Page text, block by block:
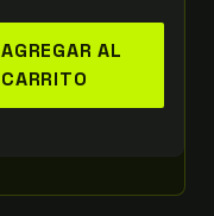
AGREGAR AL
CARRITO